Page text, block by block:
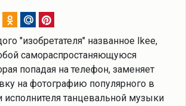
"изобретателя" названное Ikee,
самораспростаняющуюся
попадая на телефон, заменяет
на фотографию популярного в
исполнителя танцевальной музыки